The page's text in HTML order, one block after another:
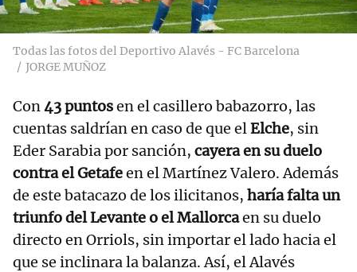
Todas las fotos del Deportivo Alavés - FC Barcelona
JORGE MUÑOZ
Con43 puntosen el casillero babazorro, las
cuentas saldrían en caso de que elElche, sin
Eder Sarabia por sanción, cayera en su duelo
contra el Getafeen el Martínez Valero. Además
de este batacazo de los ilicitanos, haría falta un
triunfo del Levante o el Mallorcaen su duelo
directo en Orriols, sin importar el lado hacia el
que se inclinara la balanza. Así, el Alavés